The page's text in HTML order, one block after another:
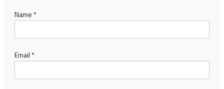
Name *
Email *